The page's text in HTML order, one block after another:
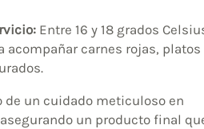
Entre 16 y 18 grados
acompañar carnes rojas, platos
de un cuidado meticuloso en
un producto final